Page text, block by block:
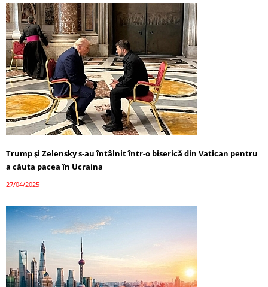
Trump și Zelensky s-au întâlnit într-o biserică din Vatican pentru
a căuta pacea în Ucraina
27/04/2025